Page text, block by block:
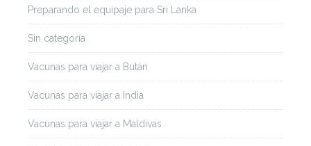
Preparando el equipaje para Sri Lanka
Sin categoría
Vacunas para viajar a Bután
Vacunas para viajar a India
Vacunas para viajar a Maldivas